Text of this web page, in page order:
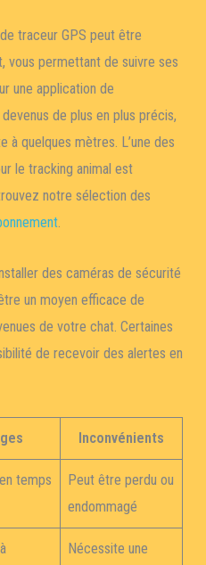
traceur GPS peut être
vous permettant de suivre ses
une application de
de plus en plus précis,
à quelques mètres. L’une des
le tracking animal est
notre sélection des
.
des caméras de sécurité
un moyen efficace de
de votre chat. Certaines
de recevoir des alertes en
Inconvénients
temps
Peut être perdu ou
endommagé
Nécessite une